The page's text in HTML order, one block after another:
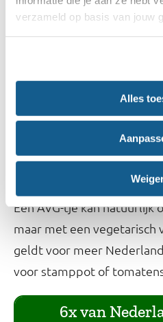
verzameld op basis van jouw
Alles
Lekkers van
Een AVG-tje kan natuurlijk
maar met een vegetarisch
geldt voor meer
voor stamppot of
6x van